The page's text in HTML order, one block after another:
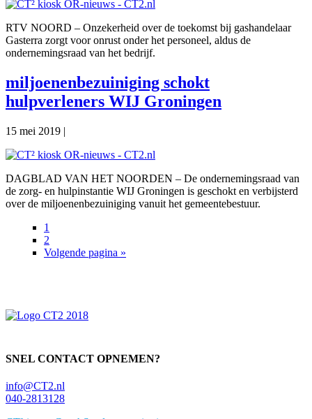
RTV NOORD – Onzekerheid over de toekomst bij gashandelaar
Gasterra zorgt voor onrust onder het personeel, aldus de
ondernemingsraad van het bedrijf.
miljoenenbezuiniging schokt
hulpverleners WIJ Groningen
15 mei 2019 |
DAGBLAD VAN HET NOORDEN – De ondernemingsraad van
de zorg- en hulpinstantie WIJ Groningen is geschokt en verbijsterd
over de miljoenenbezuiniging vanuit het gemeentebestuur.
Pagina
1
Pagina
2
Ga
Volgende pagina »
SNEL CONTACT OPNEMEN?
info@CT2.nl
040-2813128